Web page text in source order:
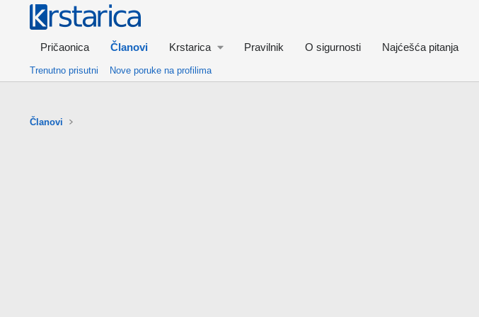
Pričaonica Članovi Krstarica Pravilnik O sigurnosti Najćešća pitanja
Trenutno prisutni Nove poruke na profilima
Članovi